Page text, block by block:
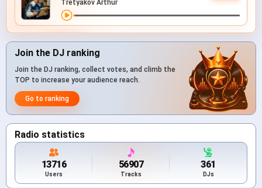
Tretyakov Arthur
Join the DJ ranking
Join the DJ ranking, collect votes, and climb the
TOP to increase your audience reach.
Go to ranking
Radio statistics
13716
Users
56907
Tracks
361
DJs